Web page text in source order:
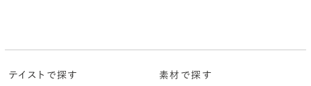
テイストで探す
素材で探す